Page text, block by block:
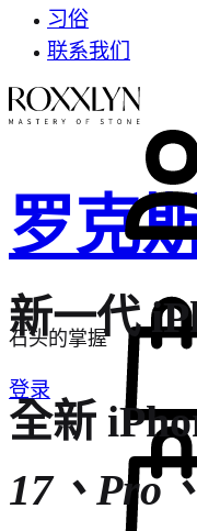
习俗
联系我们
罗克
石头的掌握
登录
新一代
全新
17、Pro